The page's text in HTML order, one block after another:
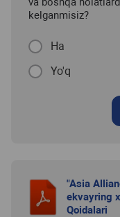
kelganmisiz?
Ha
Yo'q
"Asia
ekvayring
Qoidalari